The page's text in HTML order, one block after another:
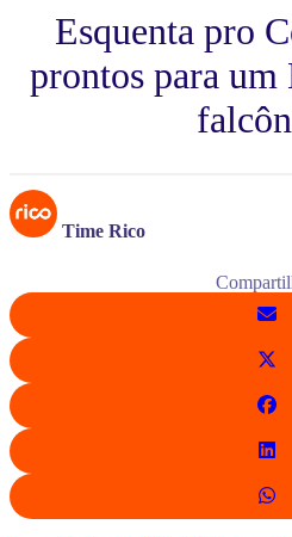
Esquenta pro
prontos para um
Time Rico